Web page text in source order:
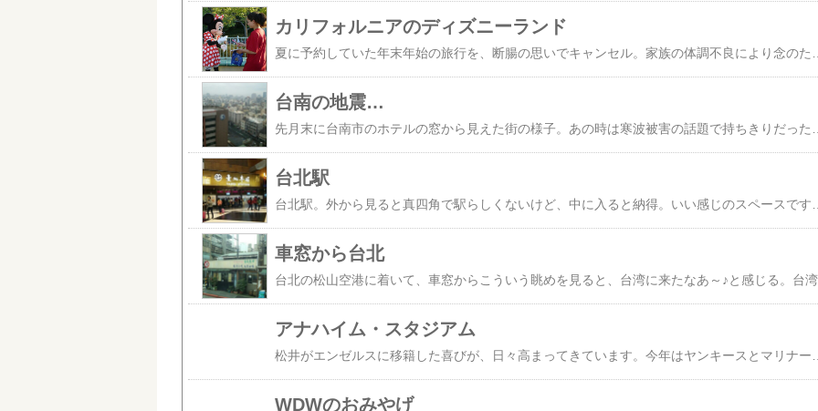
カリフォルニアのディズニーランド
台南の地震…
台北駅
車窓から台北
台北の松山
アナハイム・スタジアム
WDWのおみやげ